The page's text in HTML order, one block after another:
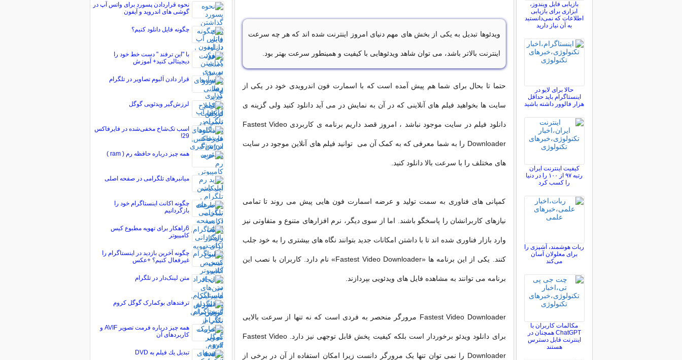
ویدئوها تبدیل به یکی از بخش های مهم دنیای امروز اینترنت شده اند که هر چه سرعت
اینترنت بالاتر باشد، می توان شاهد ویدئوهایی با کیفیت و همینطور سرعت بهتر بود.
حتما تا بحال برای شما هم پیش آمده است که با اسمارت فون اندرویدی خود در یکی از
سایت ها بخواهید فیلم های آنلاینی که در آن به نمایش در می آید دانلود کنید ولی گزینه ی
دانلود فیلم در سایت موجود نباشد ، امروز قصد داریم برنامه ی کاربردی Fastest Video
Downloader را به شما معرفی که به کمک آن می توانید فیلم های آنلاین موجود در سایت
های مختلف را با سرعت بالا دانلود کنید.
کمپانی های فناوری به سمت تولید و عرضه اسمارت فون هایی پیش می روند تا تمامی
نیازهای کاربرانشان را پاسخگو باشند. اما از سوی دیگر، نرم افزارهای متنوع و متفاوتی نیز
وارد بازار فناوری شده اند تا با داشتن امکانات جدید بتوانند نگاه های بیشتری را به خود جلب
کنند. یکی از این برنامه ها «Fastest Video Downloader» نام دارد. کاربران با نصب این
برنامه می توانند به مشاهده فایل های ویدئویی بپردازند.
Fastest Video Downloader مرورگر منحصر به فردی است که نه تنها از سرعت بالایی
برای دانلود ویدئو برخوردار است بلکه کیفیت پخش قابل توجهی نیز دارد. Fastest Video
Downloader را نمی توان تنها یک مرورگر دانست زیرا امکان استفاده از آن در برخی از
بازیابی فایل ویندوز،
ابزاری برای بازیابی
اطلاعات که نمی‌دانستید
به آن نیاز دارید
حالا برای لایو در
اینستاگرام باید حداقل
هزار فالوور داشته باشید
کیفیت اینترنت ایران
رتبه ۹۷ از ۱۰۰ را در دنیا
را کسب کرد
ربات هوشمند، آشپزی را
برای معلولان آسان
می‌کند
مکالمات کاربران با
ChatGPT همچنان در
اینترنت قابل دسترس
هستند
نحوه قراردادن پسورد برای واتس آپ در
گوشی های اندروید و آیفون
چگونه فایل دانلود کنیم؟
با "این ترفند " دست خط خود را
دیجیتالی کنید+ آموزش
قرار دادن آلبوم تصاویر در تلگرام
لرزش‌گیر ویدئویی گوگل
اسب تک‌شاخ مخفی‌شده در فایرفاکس
29!
همه چیز درباره حافظه رم ( ram )
میانبرهای تلگرامی در صفحه‌ اصلی
چگونه اکانت اینستاگرام خود را
بازگردانیم
6راهکار برای تهویه مطبوع کیس
کامپیوتر
چگونه آخرین بازدید در اینستاگرام را
غیرفعال کنیم؟ +عکس
متن لینک‌دار در تلگرام
ترفندهای بوکمارک گوگل کروم
همه چیز درباره فرمت تصویر AVIF و
کاربردهای آن
تبديل يك فيلم به DVD